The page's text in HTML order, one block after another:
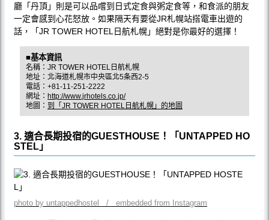
廳「丹頂」則是可以品嚐到日式定食與粥定食等，和食派的朋友
一定會感到心花怒放。如果隔天有要從JR札幌站搭電車出遊的
話，「JR TOWER HOTEL日航札幌」絕對是你最好的選擇！
■基本資訊
名稱：JR TOWER HOTEL日航札幌
地址：北海道札幌市中央區北5条西2-5
電話：+81-11-251-2222
網址： http://www.jrhotels.co.jp/
地圖： 到「JR TOWER HOTEL日航札幌」的地圖
3. 適合長期投宿的GUESTHOUSE！「UNTAPPED HO
STEL」
photo by untappedhostel / embedded from Instagram